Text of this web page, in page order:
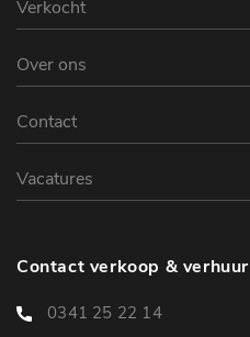
Verkocht
Over ons
Contact
Vacatures
Contact verkoop & verhuur
0341 25 22 14